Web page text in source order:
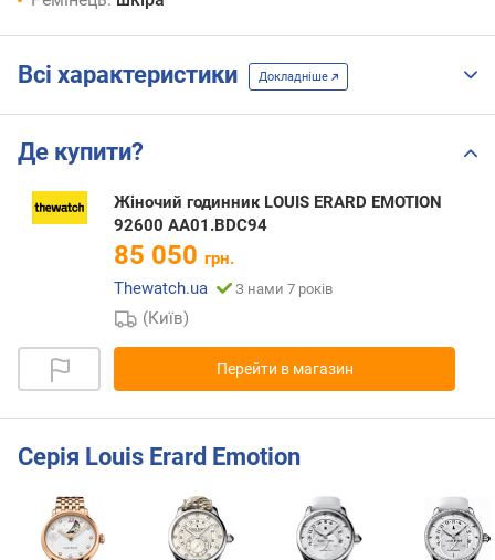
Всі характеристики Докладніше
Де купити?
Жіночий годинник LOUIS ERARD EMOTION
92600 AA01.BDC94
85 050 грн.
Thewatch.ua
З нами 7 років
(Київ)
Перейти в магазин
Серія Louis Erard Emotion